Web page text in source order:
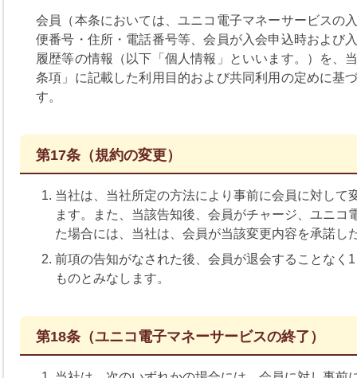
会員（本条においては、ユニコ電子マネーサービスの
便番号・住所・電話番号等、会員が入会申込時および
履歴等の情報（以下「個人情報」といいます。）を、
条項」に記載した利用目的および共同利用の定めに基
す。
第17条（規約の変更）
当社は、当社所定の方法により事前に会員に対し
ます。また、当該告知後、会員がチャージ、ユニ
た場合には、当社は、会員が当該変更内容を承諾し
前項の告知がなされた後、会員が退会することな
ものとみなします。
第18条（ユニコ電子マネーサービスの終了）